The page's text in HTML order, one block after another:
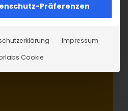
Präferenzen
Impressum
Cookie